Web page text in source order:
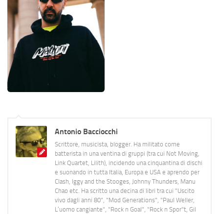
Antonio Bacciocchi
Scrittore, musicista, blogger. Ha militato come
batterista in una ventina di gruppi (tra cui Not Moving,
Link Quartet, Lilith), incidendo una cinquantina di dischi
e suonando in tutta Italia, Europa e USA e aprendo per
Clash, Iggy and the Stooges, Johnny Thunders, Manu
Chao etc. Ha scritto una decina di libri tra cui "Uscito
vivo dagli anni 80", "Mod Generations", "Paul Weller,
L’uomo cangiante", "Rock n Goal", "Rock n Spor"t, Gil